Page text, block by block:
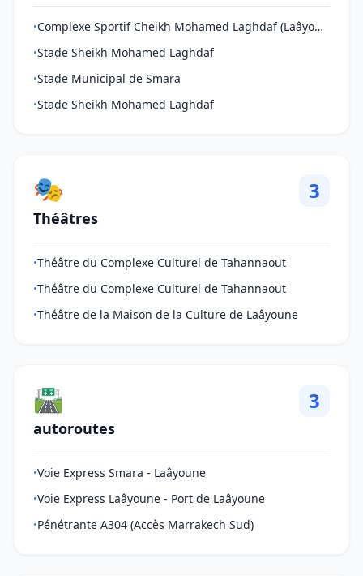
• Complexe Sportif Cheikh Mohamed Laghdaf (Laâyoune)
•Stade Sheikh Mohamed Laghdaf
•Stade Municipal de Smara
•Stade Sheikh Mohamed Laghdaf
🎭
Théâtres
3
•Théâtre du Complexe Culturel de Tahannaout
•Théâtre du Complexe Culturel de Tahannaout
•Théâtre de la Maison de la Culture de Laâyoune
🛣️
autoroutes
3
•Voie Express Smara - Laâyoune
•Voie Express Laâyoune - Port de Laâyoune
•Pénétrante A304 (Accès Marrakech Sud)